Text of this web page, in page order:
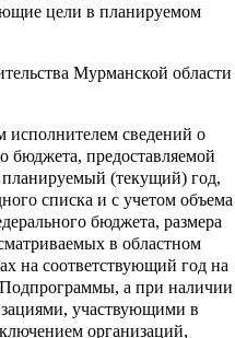
цели в планируемом
Мурманской области
исполнителем сведений о
бюджета, предоставляемой
(текущий) год,
списка и с учетом объема
бюджета, размера
в областном
на соответствующий год на
а при наличии
участвующими в
организаций,